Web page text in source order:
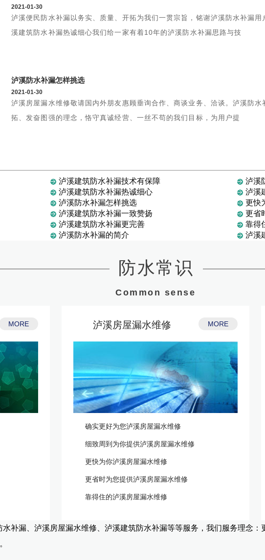
2021-01-30
泸溪便民防水补漏以务实、质量、开拓为我们一贯宗旨，铭谢泸溪防水补漏
溪建筑防水补漏热诚细心我们给一家有着10年的泸溪防水补漏思路与技
泸溪防水补漏怎样挑选
2021-01-30
泸溪房屋漏水维修敬请国内外朋友惠顾垂询合作、商谈业务、洽谈。泸溪防
拓、发奋图强的理念，恪守真诚经营、一丝不苟的我们目标，为用户提
泸溪建筑防水补漏技术有保障
泸溪
泸溪建筑防水补漏热诚细心
泸溪
泸溪防水补漏怎样挑选
更快
泸溪建筑防水补漏一致赞扬
更省
泸溪建筑防水补漏更完善
靠得
泸溪防水补漏的简介 泸溪
防水常识
Common sense
MORE 泸溪房屋漏水维修 MORE
确实更好为您泸溪房屋漏水维修
细致周到为你提供泸溪房屋漏水维修
更快为你泸溪房屋漏水维修
更省时为您提供泸溪房屋漏水维修
靠得住的泸溪房屋漏水维修
补漏、泸溪房屋漏水维修、泸溪建筑防水补漏等等服务，我们服务理念